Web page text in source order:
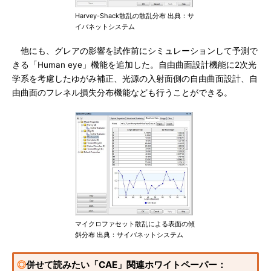
Harvey-Shack散乱の散乱分布 出典：サ
イバネットシステム
他にも、グレアの影響を試作前にシミュレーションして予測で
きる「Human eye」機能を追加した。自由曲面設計機能に2次光
学系を考慮したゆがみ補正、光源の入射面側の自由曲面設計、自
由曲面のフレネル損失分布機能なども行うことができる。
マイクロファセット散乱による表面の傾
斜分布 出典：サイバネットシステム
◎併せて読みたい「CAE」関連ホワイトペーパー：